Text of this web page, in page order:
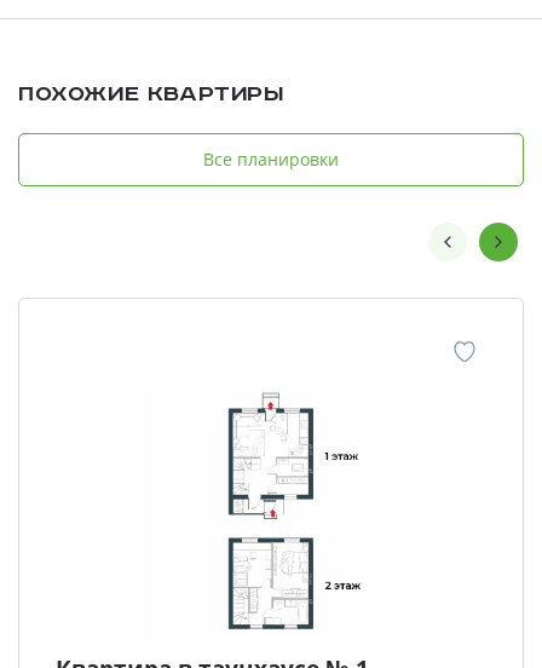
Похожие квартиры
Все планировки